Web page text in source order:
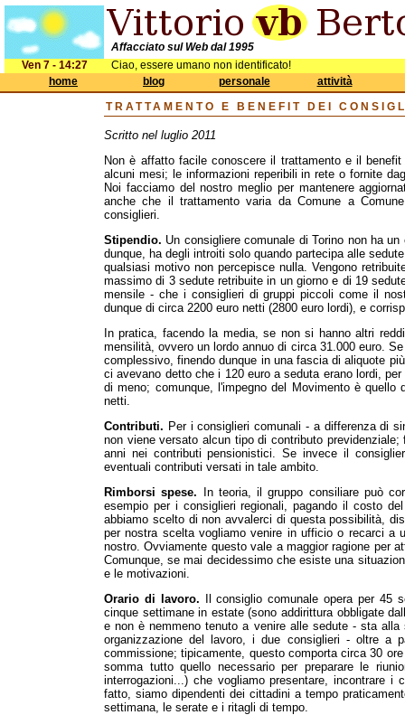
Affacciato sul Web dal 1995
Ven 7 - 14:27
Ciao, essere umano non identificato!
home
blog personale
attività
TRATTAMENTO E BENEFIT DEI
Scritto nel luglio 2011
Non è affatto facile conoscere il trattamento e il
alcuni mesi; le informazioni reperibili in rete o fornite
Noi facciamo del nostro meglio per mantenere
anche che il trattamento varia da Comune a
consiglieri.
Stipendio. Un consigliere comunale di Torino non ha
dunque, ha degli introiti solo quando partecipa alle
qualsiasi motivo non percepisce nulla. Vengono
massimo di 3 sedute retribuite in un giorno e di 19
mensile - che i consiglieri di gruppi piccoli come il
dunque di circa 2200 euro netti (2800 euro lordi), e
In pratica, facendo la media, se non si hanno altri
mensilità, ovvero un lordo annuo di circa 31.000 euro.
complessivo, finendo dunque in una fascia di aliquote
ci avevano detto che i 120 euro a seduta erano lordi,
di meno; comunque, l'impegno del Movimento è
netti.
Contributi. Per i consiglieri comunali - a differenza di
non viene versato alcun tipo di contributo
anni nei contributi pensionistici. Se invece il
eventuali contributi versati in tale ambito.
Rimborsi spese. In teoria, il gruppo consiliare può
esempio per i consiglieri regionali, pagando il costo
abbiamo scelto di non avvalerci di questa possibilità,
per nostra scelta vogliamo venire in ufficio o recarci a
nostro. Ovviamente questo vale a maggior ragione per
Comunque, se mai decidessimo che esiste una
e le motivazioni.
Orario di lavoro. Il consiglio comunale opera per 45
cinque settimane in estate (sono addirittura obbligate
e non è nemmeno tenuto a venire alle sedute - sta
organizzazione del lavoro, i due consiglieri - oltre a
commissione; tipicamente, questo comporta circa 30
somma tutto quello necessario per preparare le
interrogazioni...) che vogliamo presentare, incontrare
fatto, siamo dipendenti dei cittadini a tempo
settimana, le serate e i ritagli di tempo.